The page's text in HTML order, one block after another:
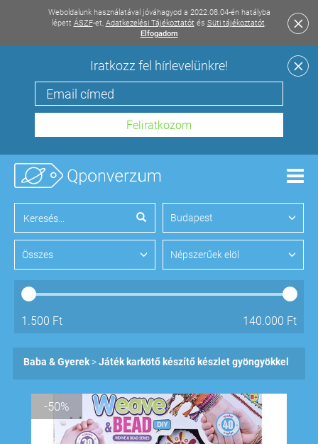
Weboldalunk használatával jóváhagyod a 2022.08.04-én hatályba
lépett ÁSZF-et, Adatkezelési Tájékoztatót és Süti tájékoztatót.
Elfogadom
Iratkozz fel hírlevelünkre!
Budapest
Összes Népszerűek elöl
1.500 Ft 140.000 Ft
Baba & Gyerek Játék karkötő készítő készlet gyöngyökkel
-50%